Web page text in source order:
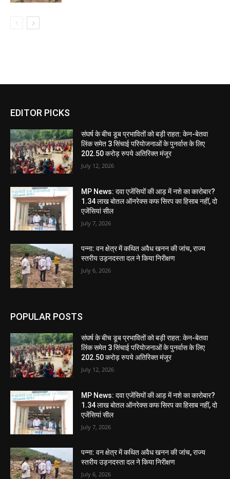
EDITOR PICKS
संघर्ष के बीच डूब प्रभावितों को बड़ी राहत: केन-बेतवा
लिंक समेत 3 सिंचाई परियोजनाओं के पुनर्वास के लिए
202.50 करोड़ रुपये अतिरिक्त मंजूर
July 12, 2026
MP News: दवा एजेंसियों की आड़ में नशे का कारोबार?
1.34 लाख बोतल ऑनरेक्स कफ सिरप का हिसाब नहीं, दो
एजेंसियां सील
July 7, 2026
पन्ना: वन क्षेत्र में कथित अवैध खनन की जांच, राज्य
स्तरीय उड़नदस्ता दल ने किया निरीक्षण
July 6, 2026
POPULAR POSTS
संघर्ष के बीच डूब प्रभावितों को बड़ी राहत: केन-बेतवा
लिंक समेत 3 सिंचाई परियोजनाओं के पुनर्वास के लिए
202.50 करोड़ रुपये अतिरिक्त मंजूर
July 12, 2026
MP News: दवा एजेंसियों की आड़ में नशे का कारोबार?
1.34 लाख बोतल ऑनरेक्स कफ सिरप का हिसाब नहीं, दो
एजेंसियां सील
July 7, 2026
पन्ना: वन क्षेत्र में कथित अवैध खनन की जांच, राज्य
स्तरीय उड़नदस्ता दल ने किया निरीक्षण
July 6, 2026